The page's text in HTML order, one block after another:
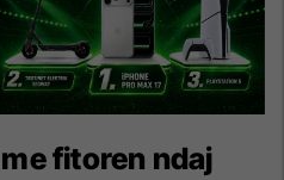
fitoren ndaj